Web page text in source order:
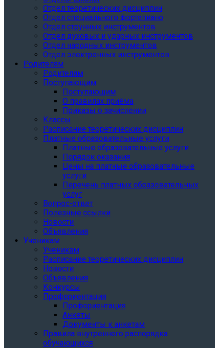
Отдел теоретических дисциплин
Отдел специального фортепиано
Отдел струнных инструментов
Отдел духовых и ударных инструментов
Отдел народных инструментов
Отдел электронных инструментов
Родителям
Родителям
Поступающим
Поступающим
О правилах приёма
Приказы о зачислении
Классы
Расписание теоретических дисциплин
Платные образовательные услуги
Платные образовательные услуги
Порядок оказания
Цены на платные образовательные
услуги
Перечень платных образовательных
услуг
Вопрос-ответ
Полезные ссылки
Новости
Объявления
Ученикам
Ученикам
Расписание теоретических дисциплин
Новости
Объявления
Конкурсы
Профориентация
Профориентация
Анкеты
Документы к анкетам
Правила внутреннего распорядка
обучающихся